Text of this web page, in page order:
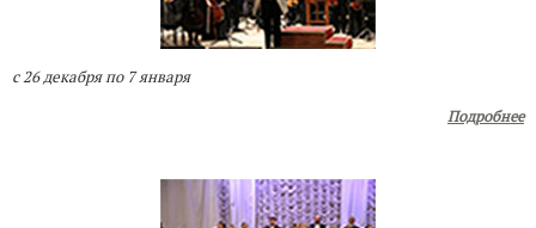
с 26 декабря по 7 января
Подробнее